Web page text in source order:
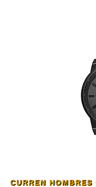
CURREN